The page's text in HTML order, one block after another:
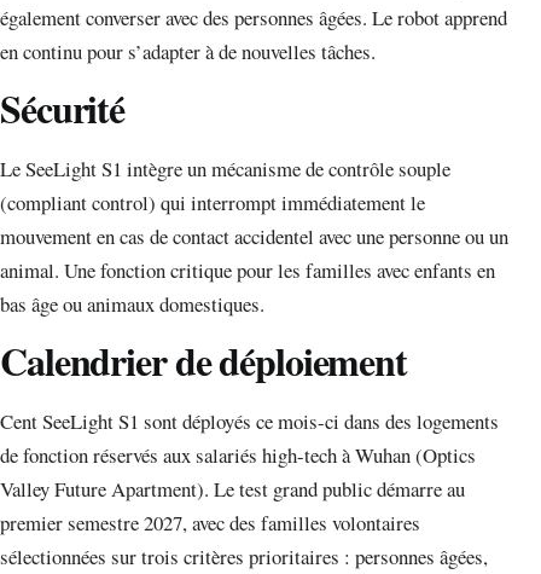
également converser avec des personnes âgées. Le robot apprend
en continu pour s’adapter à de nouvelles tâches.
Sécurité
Le SeeLight S1 intègre un mécanisme de contrôle souple
(compliant control) qui interrompt immédiatement le
mouvement en cas de contact accidentel avec une personne ou un
animal. Une fonction critique pour les familles avec enfants en
bas âge ou animaux domestiques.
Calendrier de déploiement
Cent SeeLight S1 sont déployés ce mois-ci dans des logements
de fonction réservés aux salariés high-tech à Wuhan (Optics
Valley Future Apartment). Le test grand public démarre au
premier semestre 2027, avec des familles volontaires
sélectionnées sur trois critères prioritaires : personnes âgées,